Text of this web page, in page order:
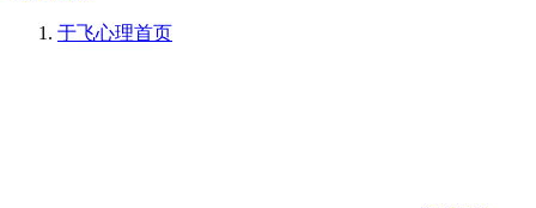
于飞心理首页